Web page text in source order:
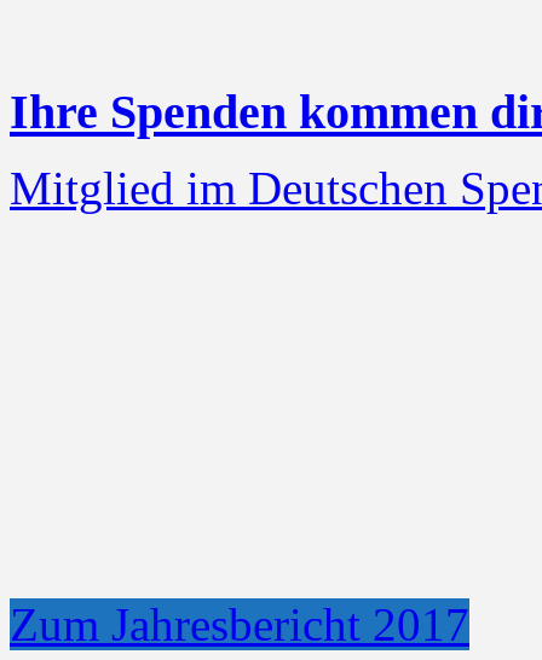
Ihre Spenden kommen
Mitglied im Deutschen
Zum Jahresbericht 2017